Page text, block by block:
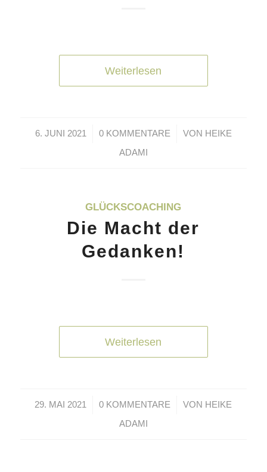
Weiterlesen
6. JUNI 2021
/ 0 KOMMENTARE
/ VON HEIKE
ADAMI
GLÜCKSCOACHING
Die Macht der
Gedanken!
Weiterlesen
29. MAI 2021
/ 0 KOMMENTARE
/ VON HEIKE
ADAMI